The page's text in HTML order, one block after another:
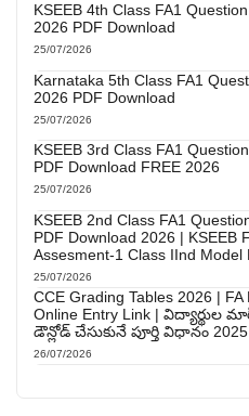
KSEEB 4th Class FA1
2026 PDF Download
25/07/2026
Karnataka 5th Class FA1
2026 PDF Download
25/07/2026
KSEEB 3rd Class FA1
PDF Download FREE 2026
25/07/2026
KSEEB 2nd Class FA1
PDF Download 2026 | KSEEB
Assesment-1 Class IInd Model
25/07/2026
CCE Grading Tables 2026 | FA
Online Entry Link | విద్యార్థుల
డౌన్లోడ్ చేసుకునే పూర్తి విధానం 2025
26/07/2026